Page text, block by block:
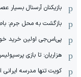
بازیکنان آرسنال بسیار
بازگشت به محل جرم:
پی‌اس‌جی اولین خرید
هزاریان: تا بازی
کویت تنها مدرسه